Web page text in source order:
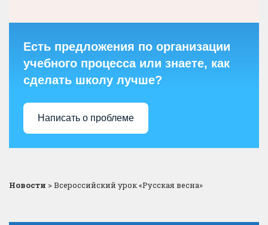
Есть предложения по организации
учебного процесса или знаете, как
сделать школу лучше?
Написать о проблеме
Новости >Всероссийский урок «Русская весна»